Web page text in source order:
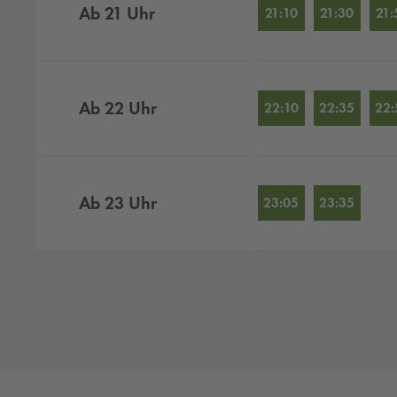
Ab 21 Uhr 21:10 21:30
Ab 22 Uhr 22:10 22:35
Ab 23 Uhr 23:05 23:35